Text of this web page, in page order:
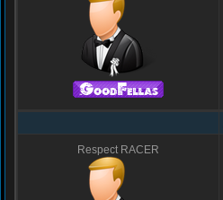
Respect RACER